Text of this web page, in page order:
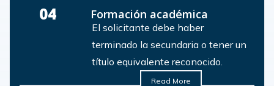
04 Formación académica
El solicitante debe haber
terminado la secundaria o tener un
título equivalente reconocido.
Read More